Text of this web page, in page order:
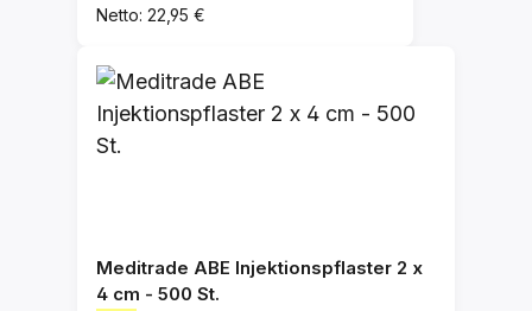
Netto: 22,95 €
Meditrade ABE Injektionspflaster 2 x
4 cm - 500 St.